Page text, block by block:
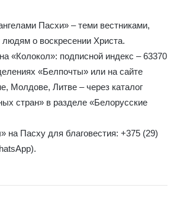
Пасхи» – теми вестниками,
людям о воскресении Христа.
«Колокол»: подписной индекс – 63370
«Белпочты» или на сайте
Молдове, Литве – через каталог
стран» в разделе «Белорусские
на Пасху для благовестия: +375 (29)